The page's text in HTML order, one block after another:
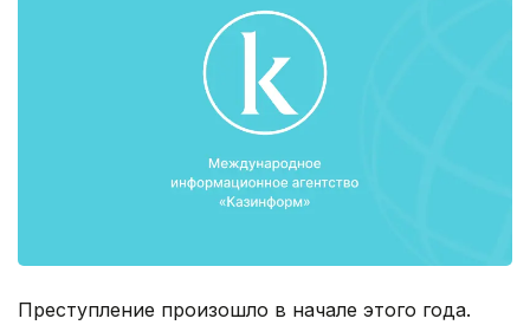
Преступление произошло в начале этого года.